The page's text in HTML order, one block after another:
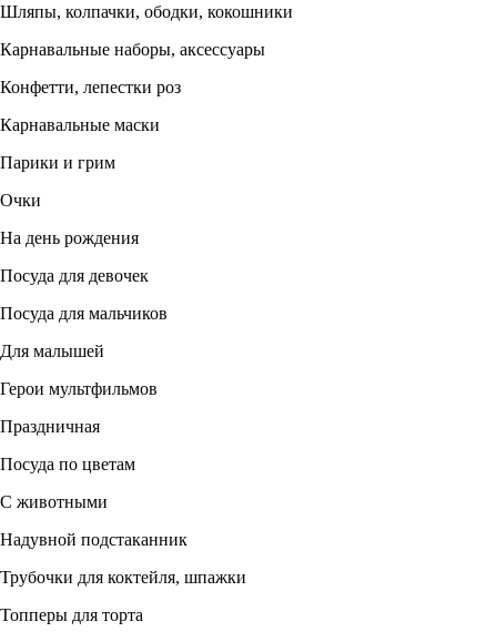
Шляпы, колпачки, ободки, кокошники
Карнавальные наборы, аксессуары
Конфетти, лепестки роз
Карнавальные маски
Парики и грим
Очки
На день рождения
Посуда для девочек
Посуда для мальчиков
Для малышей
Герои мультфильмов
Праздничная
Посуда по цветам
С животными
Надувной подстаканник
Трубочки для коктейля, шпажки
Топперы для торта